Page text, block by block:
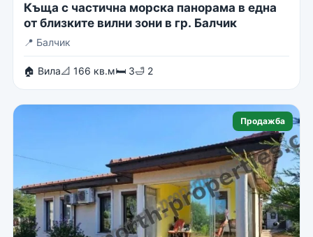
Къща с частична морска панорама в една
от близките вилни зони в гр. Балчик
📍 Балчик
🏠 Вила📐 166 кв.м🛏 3🛁 2
Продажба